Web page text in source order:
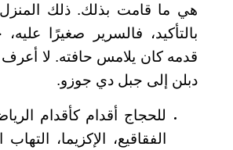
هي ما قامت بذلك. ذلك المنزل
بالتأكيد، فالسرير صغيرًا
قدمه كان يلامس حافته. لا
دبلن إلى جبل دي جوزو.
للحجاج أقدام كأقدام
الفقاقيع، الإكزيما،